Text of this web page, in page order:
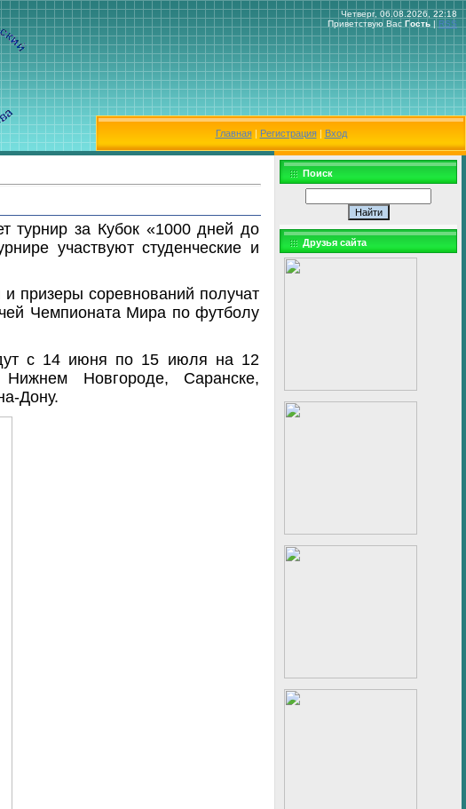
Четверг, 06.08.2026, 22:18
Приветствую Вас Гость | RSS
Главная| Регистрация| Вход
турнир за Кубок «1000 дней до
участвуют студенческие и
призеры соревнований получат
Чемпионата Мира по футболу
с 14 июня по 15 июля на 12
Новгороде, Саранске,
Дону.
Поиск
Друзья сайта